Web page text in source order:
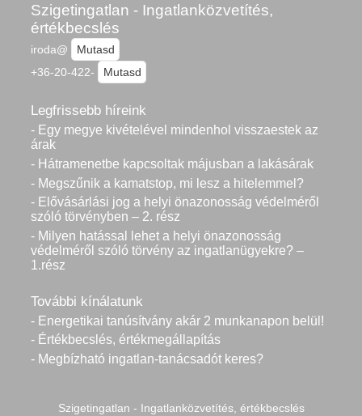
Szigetingatlan - Ingatlanközvetítés,
értékbecslés
iroda@
Mutasd
+36-20-422-
Mutasd
Legfrissebb híreink
- Egy megye kivételével mindenhol visszaestek az
árak
- Hátramenetbe kapcsoltak májusban a lakásárak
- Megszűnik a kamatstop, mi lesz a hitelemmel?
- Elővásárlási jog a helyi önazonosság védelméről
szóló törvényben – 2. rész
- Milyen hatással lehet a helyi önazonosság
védelméről szóló törvény az ingatlanügyekre? –
1.rész
További kínálatunk
- Energetikai tanúsítvány akár 2 munkanapon belül!
- Értékbecslés, értékmegállapítás
- Megbízható ingatlan-tanácsadót keres?
Szigetingatlan - Ingatlanközvetítés, értékbecslés